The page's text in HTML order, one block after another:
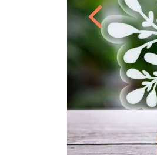
Body-uri copii
Brelocuri personalizate
Brichete personalizate
Briceag personalizat